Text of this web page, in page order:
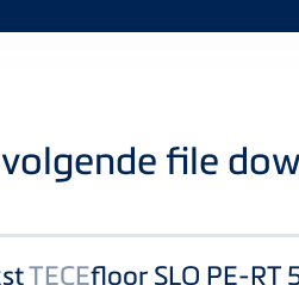
file
TECEfloor SLQ PE-RT